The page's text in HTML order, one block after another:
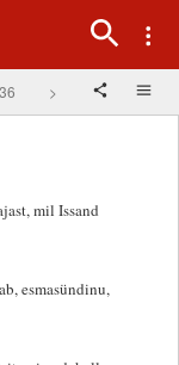
36 >
mil Issand
esmasündinu,